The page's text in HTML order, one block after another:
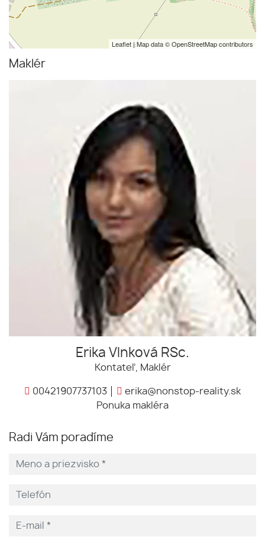
Leaflet| Map data ©OpenStreetMapcontributors
Maklér
Erika Vlnková RSc.
Kontateľ, Maklér
00421907737103
erika@nonstop-reality.sk
Ponuka makléra
Radi Vám poradíme